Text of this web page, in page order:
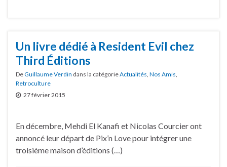
Un livre dédié à Resident Evil chez
Third Éditions
DeGuillaume Verdin dans la catégorieActualités, Nos Amis,
Retroculture
27 février 2015
En décembre, Mehdi El Kanafi et Nicolas Courcier ont
annoncé leur départ de Pix’n Love pour intégrer une
troisième maison d’éditions (…)